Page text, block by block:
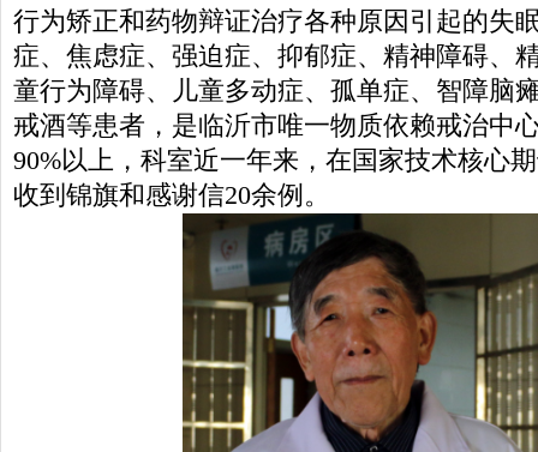
行为矫正和药物辩证治疗各种原因引起的失
症、焦虑症、强迫症、抑郁症、精神障碍、
童行为障碍、儿童多动症、孤单症、智障脑
戒酒等患者，是临沂市唯一物质依赖戒治中
90%以上，科室近一年来，在国家技术核心
收到锦旗和感谢信20余例。